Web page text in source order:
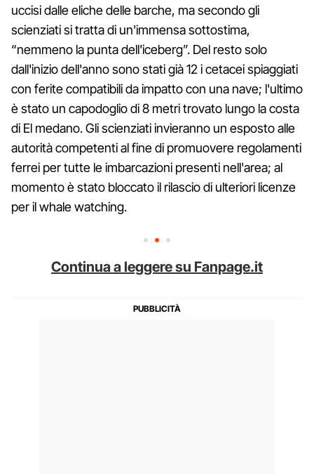
uccisi dalle eliche delle barche, ma secondo gli
scienziati si tratta di un'immensa sottostima,
“nemmeno la punta dell'iceberg”. Del resto solo
dall'inizio dell'anno sono stati già 12 i cetacei spiaggiati
con ferite compatibili da impatto con una nave; l'ultimo
è stato un capodoglio di 8 metri trovato lungo la costa
di El medano. Gli scienziati invieranno un esposto alle
autorità competenti al fine di promuovere regolamenti
ferrei per tutte le imbarcazioni presenti nell'area; al
momento è stato bloccato il rilascio di ulteriori licenze
per il whale watching.
Continua a leggere su Fanpage.it